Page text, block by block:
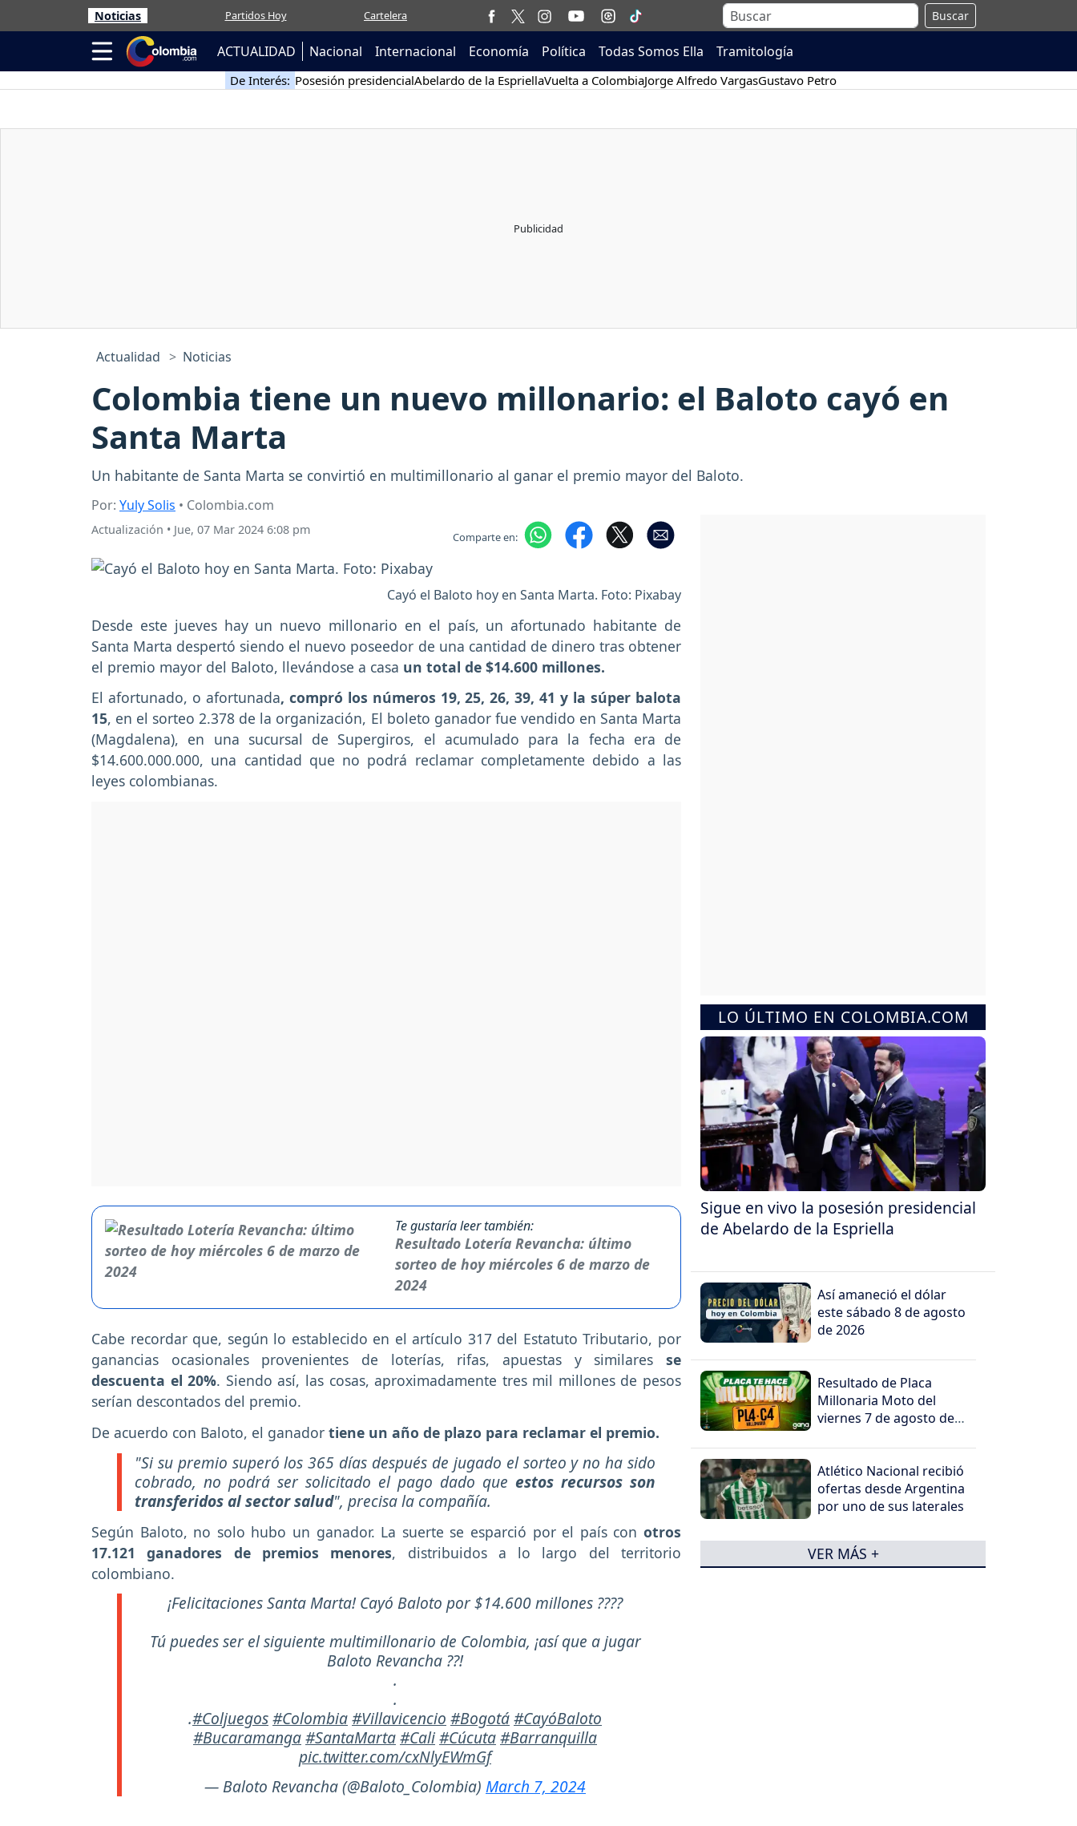
Noticias Partidos Hoy Cartelera Buscar
ACTUALIDAD Nacional Internacional Economía Política Todas Somos Ella Tramitología
De Interés: Posesión presidencialAbelardo de la EspriellaVuelta a ColombiaJorge Alfredo VargasGustavo Petro
Actualidad Noticias
Colombia tiene un nuevo millonario: el Baloto cayó en
Santa Marta
Un habitante de Santa Marta se convirtió en multimillonario al ganar el premio mayor del Baloto.
Por: Yuly Solis • Colombia.com
Actualización • Jue, 07 Mar 2024 6:08 pm Comparte en:
Cayó el Baloto hoy en Santa Marta. Foto: Pixabay
Desde este jueves hay un nuevo millonario en el país, un afortunado habitante de
Santa Marta despertó siendo el nuevo poseedor de una cantidad de dinero tras obtener
el premio mayor del Baloto, llevándose a casa un total de $14.600 millones.
El afortunado, o afortunada, compró los números 19, 25, 26, 39, 41 y la súper balota
15, en el sorteo 2.378 de la organización, El boleto ganador fue vendido en Santa Marta
(Magdalena), en una sucursal de Supergiros, el acumulado para la fecha era de
$14.600.000.000, una cantidad que no podrá reclamar completamente debido a las
leyes colombianas.
Te gustaría leer también:
Resultado Lotería Revancha: último
sorteo de hoy miércoles 6 de marzo de
2024
Cabe recordar que, según lo establecido en el artículo 317 del Estatuto Tributario, por
ganancias ocasionales provenientes de loterías, rifas, apuestas y similares se
descuenta el 20%. Siendo así, las cosas, aproximadamente tres mil millones de pesos
serían descontados del premio.
De acuerdo con Baloto, el ganador tiene un año de plazo para reclamar el premio.
"Si su premio superó los 365 días después de jugado el sorteo y no ha sido
cobrado, no podrá ser solicitado el pago dado que estos recursos son
transferidos al sector salud", precisa la compañía.
Según Baloto, no solo hubo un ganador. La suerte se esparció por el país con otros
17.121 ganadores de premios menores, distribuidos a lo largo del territorio
colombiano.
¡Felicitaciones Santa Marta! Cayó Baloto por $14.600 millones ????
Tú puedes ser el siguiente multimillonario de Colombia, ¡así que a jugar
Baloto Revancha ??!
.
.
.#Coljuegos#Colombia#Villavicencio #Bogotá#CayóBaloto
#Bucaramanga#SantaMarta#Cali#Cúcuta#Barranquilla
pic.twitter.com/cxNlyEWmGf
— Baloto Revancha (@Baloto_Colombia) March 7, 2024
LO ÚLTIMO EN COLOMBIA.COM
Sigue en vivo la posesión presidencial
de Abelardo de la Espriella
Así amaneció el dólar
este sábado 8 de agosto
de 2026
Resultado de Placa
Millonaria Moto del
viernes 7 de agosto de
Atlético Nacional recibió
ofertas desde Argentina
por uno de sus laterales
VER MÁS +